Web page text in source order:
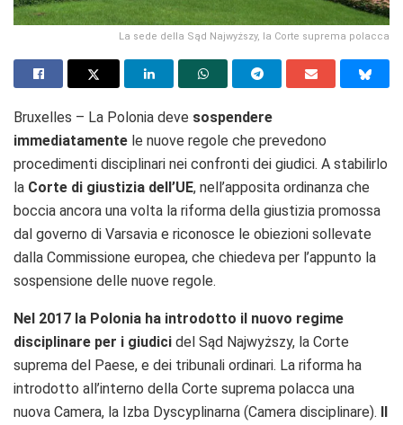
La sede della Sąd Najwyższy, la Corte suprema polacca
Bruxelles – La Polonia deve sospendere
immediatamente le nuove regole che prevedono
procedimenti disciplinari nei confronti dei giudici. A stabilirlo
la Corte di giustizia dell’UE, nell’apposita ordinanza che
boccia ancora una volta la riforma della giustizia promossa
dal governo di Varsavia e riconosce le obiezioni sollevate
dalla Commissione europea, che chiedeva per l’appunto la
sospensione delle nuove regole.
Nel 2017 la Polonia ha introdotto il nuovo regime
disciplinare per i giudici del Sąd Najwyższy, la Corte
suprema del Paese, e dei tribunali ordinari. La riforma ha
introdotto all’interno della Corte suprema polacca una
nuova Camera, la Izba Dyscyplinarna (Camera disciplinare). Il